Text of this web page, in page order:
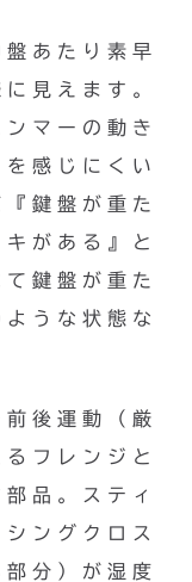
あたり素早
見えます。
マーの動き
感じにくい
鍵盤が重た
がある』と
鍵盤が重た
うな状態な
後運動（厳
フレンジと
品。スティ
ングクロス
分）が湿度